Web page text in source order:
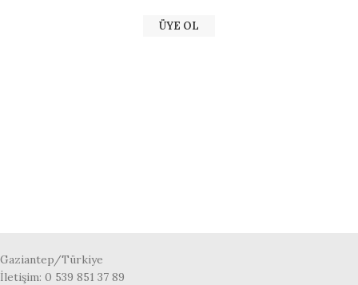
ÜYE OL
Gaziantep/Türkiye
İletişim: 0 539 851 37 89